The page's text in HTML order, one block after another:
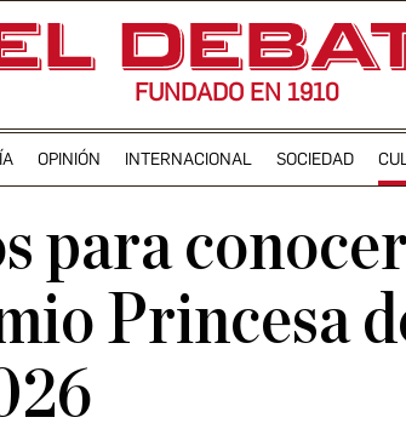
FUNDADO EN 1910
OPINIÓN INTERNACIONAL SOCIEDAD
para
Princesa